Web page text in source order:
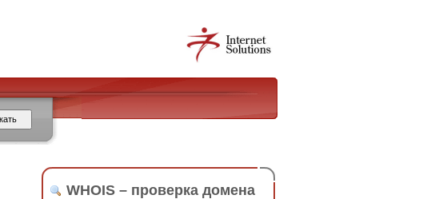
WHOIS – проверка домена